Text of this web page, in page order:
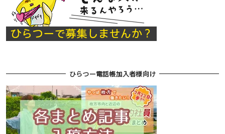
ひらつー電話帳加入者様向け